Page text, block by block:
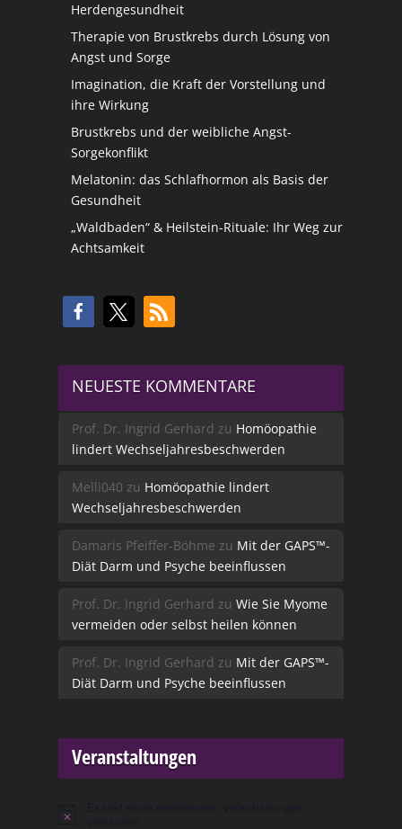
Herdengesundheit
Therapie von Brustkrebs durch Lösung von
Angst und Sorge
Imagination, die Kraft der Vorstellung und
ihre Wirkung
Brustkrebs und der weibliche Angst-
Sorgekonflikt
Melatonin: das Schlafhormon als Basis der
Gesundheit
„Waldbaden“ & Heilstein-Rituale: Ihr Weg zur
Achtsamkeit
NEUESTE KOMMENTARE
Prof. Dr. Ingrid Gerhard zu Homöopathie
lindert Wechseljahresbeschwerden
Melli040 zu Homöopathie lindert
Wechseljahresbeschwerden
Damaris Pfeiffer-Böhme zu Mit der GAPS™-
Diät Darm und Psyche beeinflussen
Prof. Dr. Ingrid Gerhard zu Wie Sie Myome
vermeiden oder selbst heilen können
Prof. Dr. Ingrid Gerhard zu Mit der GAPS™-
Diät Darm und Psyche beeinflussen
Veranstaltungen
Hinweis